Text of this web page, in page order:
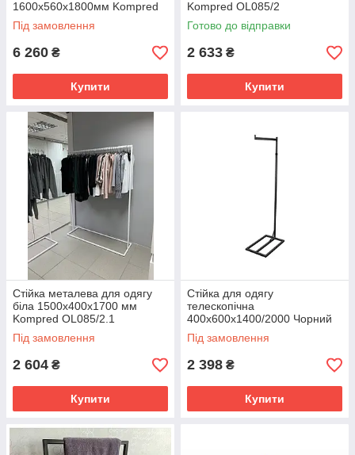
1600х560х1800мм Kompred
OL929
Під замовлення
6 260 ₴
Купити
Kompred OL085/2
Готово до відправки
2 633 ₴
Купити
Стійка металева для одягу
біла 1500х400х1700 мм
Kompred OL085/2.1
Під замовлення
2 604 ₴
Купити
Стійка для одягу
телескопічна
400х600х1400/2000 Чорний
OL534/1
Під замовлення
2 398 ₴
Купити